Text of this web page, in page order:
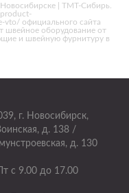
| ТМТ-Сибирь.
vto/ официального сайта
швейное оборудование от
и швейную фурнитуру в
, г. Новосибирск,
д. 138 /
д. 130
с 9.00 до 17.00